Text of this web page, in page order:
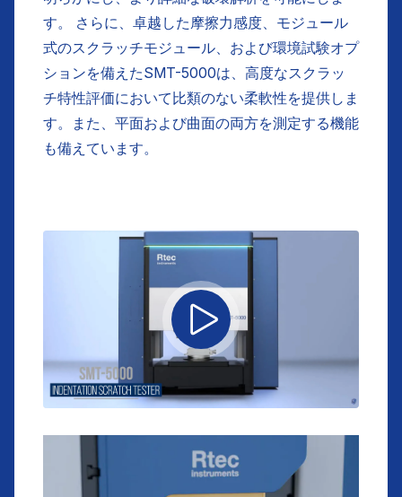
す。 さらに、卓越した摩擦力感度、モジュール
式のスクラッチモジュール、および環境試験オプ
ションを備えたSMT-5000は、高度なスクラッ
チ特性評価において比類のない柔軟性を提供しま
す。また、平面および曲面の両方を測定する機能
も備えています。